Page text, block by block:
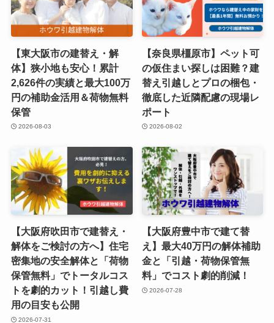
【東大阪市の建替え・解
体】狭小地も安心！累計
2,626件の実績と最大100万
円の補助金活用＆荷物無料
保管
2026-08-03
【奈良県橿原市】ペット可
の仮住まい探しは困難？建
替え引越しとプロの梱包・
徹底した近隣配慮の現場レ
ポート
2026-08-02
【大阪府吹田市で建替え・
解体をご検討の方へ】住宅
密集地の安全解体と「荷物
保管無料」でトータルコス
トを劇的カット！引越し費
用の目安も公開
2026-07-31
【大阪府豊中市で建て替
え】最大40万円の解体補助
金と「引越・荷物保管無
料」でコスト劇的削減！
2026-07-28